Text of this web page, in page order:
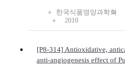
한국식품영양과학회
2010
[P8-314] Antioxidative,
anti-angiogenesis effect of